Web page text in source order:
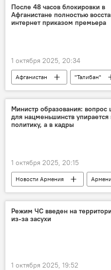
После 48 часов блокировки в
Афганистане полностью
интернет приказом премьера
1 октября 2025, 20:34
Афганистан "Талибан"
Министр образования: вопрос
для нацменьшинств упирается
политику, а в кадры
1 октября 2025, 20:15
Новости Армения
Общество
Режим ЧС введен на
из-за засухи
1 октября 2025, 19:52